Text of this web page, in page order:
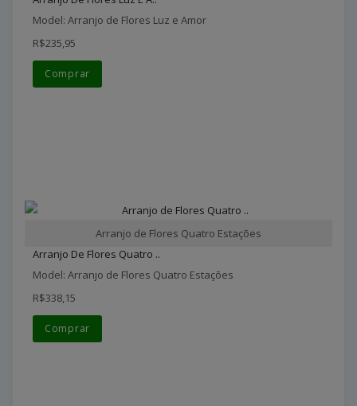
Model: Arranjo de Flores Luz e Amor
R$235,95
Comprar
Arranjo de Flores Quatro Estações
Arranjo De Flores Quatro ..
Model: Arranjo de Flores Quatro Estações
R$338,15
Comprar